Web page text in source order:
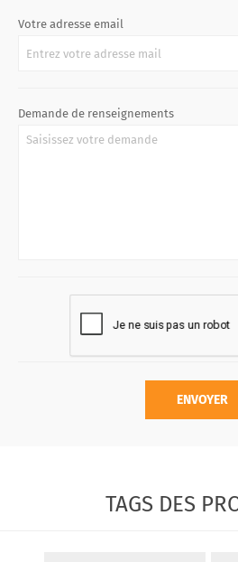
Votre adresse email
Demande de renseignements
ENVOYER
TAGS DES